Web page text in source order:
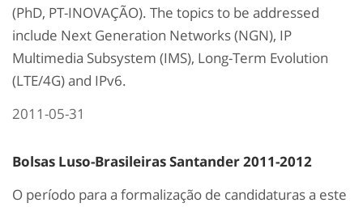
(PhD, PT-INOVAÇÃO). The topics to be addressed
include Next Generation Networks (NGN), IP
Multimedia Subsystem (IMS), Long-Term Evolution
(LTE/4G) and IPv6.
2011-05-31
Bolsas Luso-Brasileiras Santander 2011-2012
O período para a formalização de candidaturas a este